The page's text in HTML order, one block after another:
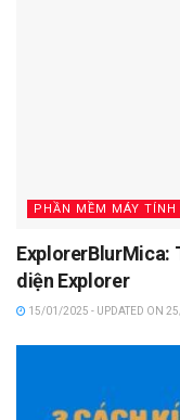
PHẦN MỀM MÁY TÍNH
ExplorerBlurMica:
diện Explorer
15/01/2025 - UPDATED ON